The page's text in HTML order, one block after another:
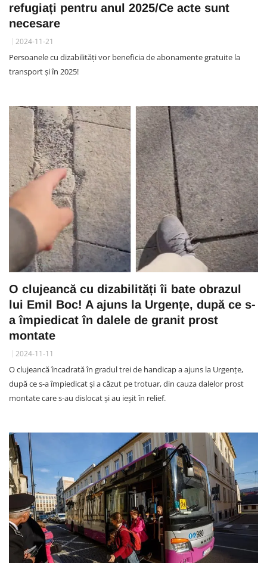
refugiați pentru anul 2025/Ce acte sunt
necesare
2024-11-21
Persoanele cu dizabilități vor beneficia de abonamente gratuite la
transport și în 2025!
O clujeancă cu dizabilități îi bate obrazul
lui Emil Boc! A ajuns la Urgențe, după ce s-
a împiedicat în dalele de granit prost
montate
2024-11-11
O clujeancă încadrată în gradul trei de handicap a ajuns la Urgențe,
după ce s-a împiedicat și a căzut pe trotuar, din cauza dalelor prost
montate care s-au dislocat și au ieșit în relief.